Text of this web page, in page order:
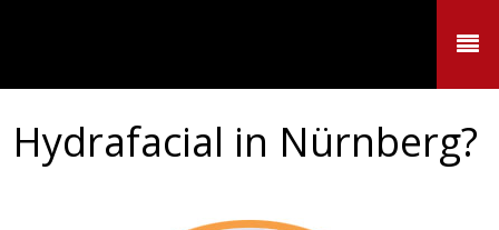
Hydrafacial in Nürnberg?